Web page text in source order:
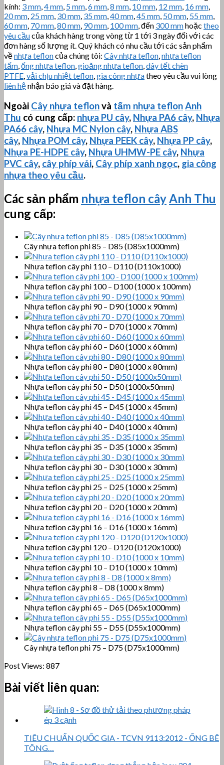
kính: 3 mm,4 mm, 5 mm,6 mm,8 mm, 10 mm, 12 mm, 16 mm,
20 mm, 25 mm, 30 mm, 35 mm,40 mm,45 mm, 50 mm, 55 mm,
60 mm, 70 mm,80 mm, 90 mm, 100 mm, đến 300 mmhoặc theo
yêu cầucủa khách hàng trong vòng từ 1 tới 3 ngày đối với các
đơn hàng số lượng ít. Quý khách có nhu cầu tới các sản phẩm
vềnhựa tefloncủa chúng tôi: Cây nhựa teflon,nhựa teflon
tấm,ống nhựa teflon,gioăng nhựa teflon,dây tết chèn
PTFE,vải chịu nhiệt teflon,gia công nhựatheo yêu cầu vui lòng
liên hệnhận báo giá và đặt hàng.
Ngoài Cây nhựa teflonvà tấm nhựa teflonAnh
Thu có cung cấp: nhựa PU cây, Nhựa PA6 cây, Nhựa
PA66 cây, Nhựa MC Nylon cây, Nhựa ABS
cây, Nhựa POM cây, Nhựa PEEK cây, Nhựa PP cây,
Nhựa PE-HDPE cây, Nhựa UHMW-PE cây, Nhựa
PVC cây, cây phíp vải, Cây phíp xanh ngọc, gia công
nhựa theo yêu cầu.
Các sản phẩm nhựa teflon cây Anh Thu
cung cấp:
Cây nhựa teflon phi 85 – D85 (D85x1000mm)
Nhựa teflon cây phi 110 – D110 (D110x1000)
Nhựa teflon cây phi 100 – D100 (1000 x 100mm)
Nhựa teflon cây phi 90 – D90 (1000 x 90mm)
Nhựa teflon cây phi 70 – D70 (1000 x 70mm)
Nhựa teflon cây phi 60 – D60 (1000 x 60mm)
Nhựa teflon cây phi 80 – D80 (1000 x 80mm)
Nhựa teflon cây phi 50 – D50 (1000x50mm)
Nhựa teflon cây phi 45 – D45 (1000 x 45mm)
Nhựa teflon cây phi 40 – D40 (1000 x 40mm)
Nhựa teflon cây phi 35 – D35 (1000 x 35mm)
Nhựa teflon cây phi 30 – D30 (1000 x 30mm)
Nhựa teflon cây phi 25 – D25 (1000 x 25mm)
Nhựa teflon cây phi 20 – D20 (1000 x 20mm)
Nhựa teflon cây phi 16 – D16 (1000 x 16mm)
Nhựa teflon cây phi 120 – D120 (D120x1000)
Nhựa teflon cây phi 10 – D10 (1000 x 10mm)
Nhựa teflon cây phi 8 – D8 (1000 x 8mm)
Nhựa teflon cây phi 65 – D65 (D65x1000mm)
Nhựa teflon cây phi 55 – D55 (D55x1000mm)
Cây nhựa teflon phi 75 – D75 (D75x1000mm)
Post Views: 887
Bài viết liên quan:
TIÊU CHUẨN QUỐC GIA - TCVN 9113:2012 - ỐNG BÊ
TÔNG…